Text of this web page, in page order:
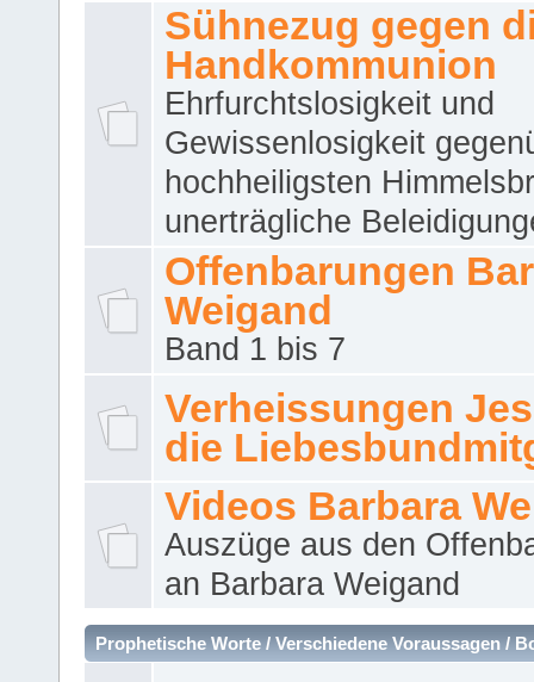
Sühnezug gegen
Handkommunion
Ehrfurchtslosigkeit und
Gewissenlosigkeit
hochheiligsten
unerträgliche
Offenbarungen
Weigand
Band 1 bis 7
Verheissungen
die
Videos Barbara
Auszüge aus den
an Barbara Weigand
Prophetische Worte / Verschiedene Voraussagen /